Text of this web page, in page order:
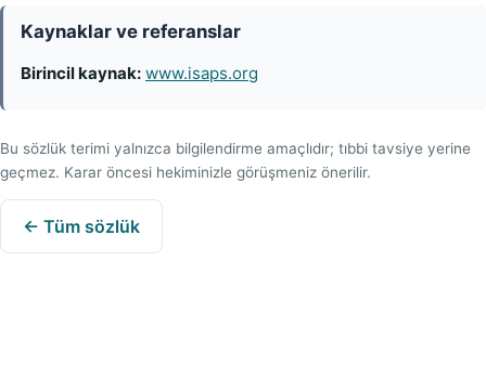
Kaynaklar ve referanslar
Birincil kaynak: www.isaps.org
Bu sözlük terimi yalnızca bilgilendirme amaçlıdır; tıbbi tavsiye yerine
geçmez. Karar öncesi hekiminizle görüşmeniz önerilir.
← Tüm sözlük